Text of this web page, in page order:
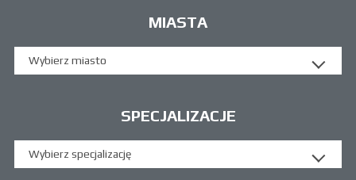
MIASTA
Wybierz miasto
SPECJALIZACJE
Wybierz specjalizację